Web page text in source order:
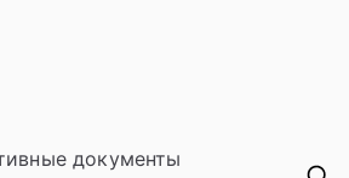
документы